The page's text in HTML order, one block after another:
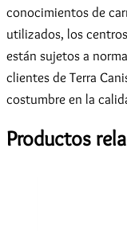
conocimientos de
utilizados, los
están sujetos a
clientes de Terra
costumbre en la
Productos